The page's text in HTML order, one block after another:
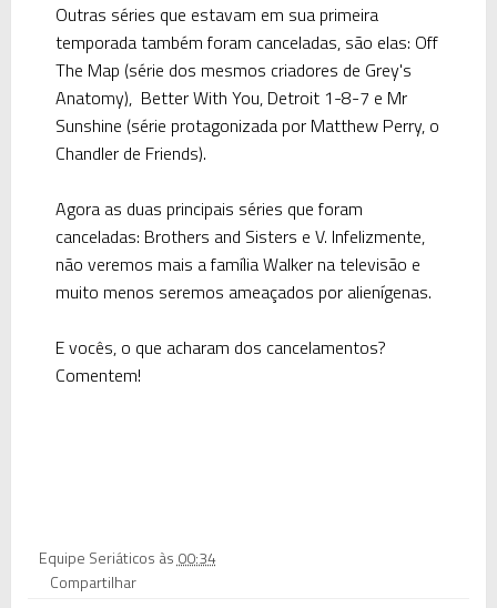
Outras séries que estavam em sua primeira
temporada também foram canceladas, são elas: Off
The Map (série dos mesmos criadores de Grey's
Anatomy), Better With You, Detroit 1-8-7 e Mr
Sunshine (série protagonizada por Matthew Perry, o
Chandler de Friends).
Agora as duas principais séries que foram
canceladas: Brothers and Sisters e V. Infelizmente,
não veremos mais a família Walker na televisão e
muito menos seremos ameaçados por alienígenas.
E vocês, o que acharam dos cancelamentos?
Comentem!
Equipe Seriáticos às 00:34
Compartilhar